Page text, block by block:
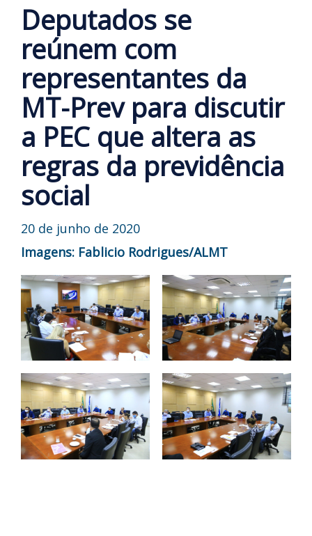
Deputados se
reúnem com
representantes da
MT-Prev para discutir
a PEC que altera as
regras da previdência
social
20 de junho de 2020
Imagens: Fablicio Rodrigues/ALMT